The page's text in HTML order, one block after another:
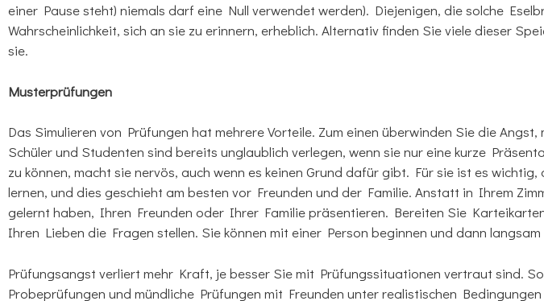
einer Pause steht) niemals darf eine Null verwendet werden). Diejenigen, die solche
Wahrscheinlichkeit, sich an sie zu erinnern, erheblich. Alternativ finden Sie viele dieser
sie.
Musterprüfungen
Das Simulieren von Prüfungen hat mehrere Vorteile. Zum einen überwinden Sie die
Schüler und Studenten sind bereits unglaublich verlegen, wenn sie nur eine kurze
zu können, macht sie nervös, auch wenn es keinen Grund dafür gibt. Für sie ist es
lernen, und dies geschieht am besten vor Freunden und der Familie. Anstatt in Ihrem
gelernt haben, Ihren Freunden oder Ihrer Familie präsentieren. Bereiten Sie
Ihren Lieben die Fragen stellen. Sie können mit einer Person beginnen und dann
Prüfungsangst verliert mehr Kraft, je besser Sie mit Prüfungssituationen vertraut sind.
Probeprüfungen und mündliche Prüfungen mit Freunden unter realistischen